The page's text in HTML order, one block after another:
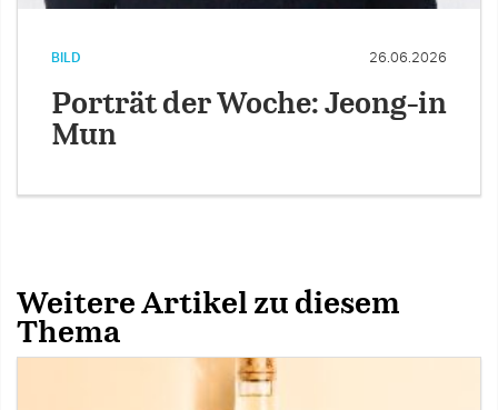
BILD 26.06.2026
Porträt der Woche: Jeong-in
Mun
Weitere Artikel zu diesem
Thema